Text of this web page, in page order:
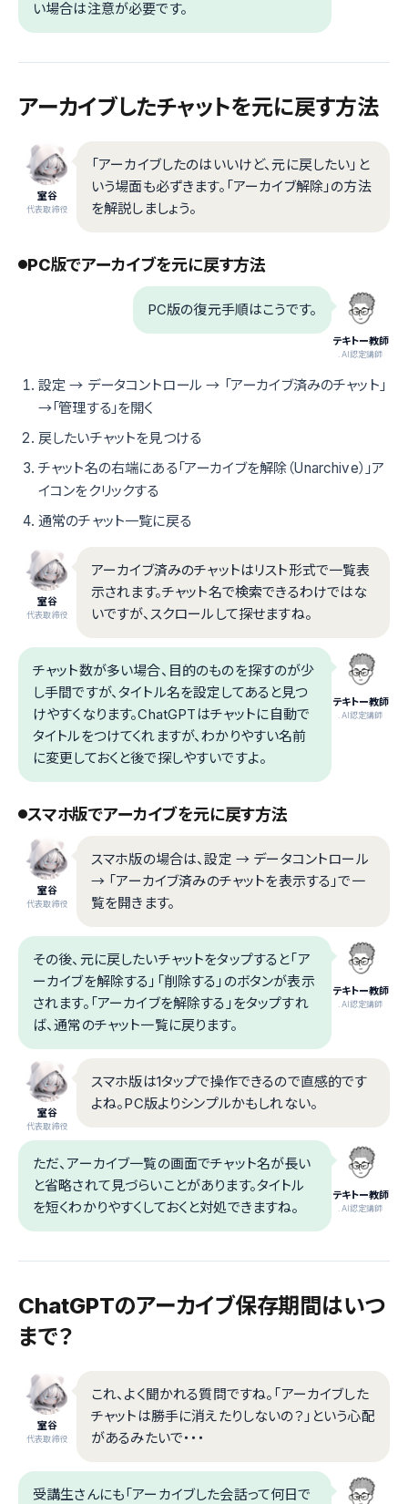
い場合は注意が必要です。
アーカイブしたチャットを元に戻す方法
室谷
代表取締役
「アーカイブしたのはいいけど、元に戻したい」と
いう場面も必ずきます。「アーカイブ解除」の方法
を解説しましょう。
PC版でアーカイブを元に戻す方法
テキトー教師
.AI認定講師
PC版の復元手順はこうです。
設定 → データコントロール → 「アーカイブ済みのチャット」
→「管理する」を開く
戻したいチャットを見つける
チャット名の右端にある「アーカイブを解除（Unarchive）」ア
イコンをクリックする
通常のチャット一覧に戻る
室谷
代表取締役
アーカイブ済みのチャットはリスト形式で一覧表
示されます。チャット名で検索できるわけではな
いですが、スクロールして探せますね。
テキトー教師
.AI認定講師
チャット数が多い場合、目的のものを探すのが少
し手間ですが、タイトル名を設定してあると見つ
けやすくなります。ChatGPTはチャットに自動で
タイトルをつけてくれますが、わかりやすい名前
に変更しておくと後で探しやすいですよ。
スマホ版でアーカイブを元に戻す方法
室谷
代表取締役
スマホ版の場合は、設定 → データコントロール
→ 「アーカイブ済みのチャットを表示する」で一
覧を開きます。
テキトー教師
.AI認定講師
その後、元に戻したいチャットをタップすると「ア
ーカイブを解除する」「削除する」のボタンが表示
されます。「アーカイブを解除する」をタップすれ
ば、通常のチャット一覧に戻ります。
室谷
代表取締役
スマホ版は1タップで操作できるので直感的です
よね。PC版よりシンプルかもしれない。
テキトー教師
.AI認定講師
ただ、アーカイブ一覧の画面でチャット名が長い
と省略されて見づらいことがあります。タイトル
を短くわかりやすくしておくと対処できますね。
ChatGPTのアーカイブ保存期間はいつ
まで？
室谷
代表取締役
これ、よく聞かれる質問ですね。「アーカイブした
チャットは勝手に消えたりしないの？」という心配
があるみたいで・・・
受講生さんにも「アーカイブした会話って何日で